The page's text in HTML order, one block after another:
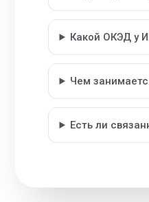
Какой ОКЭД у
Чем
Есть ли